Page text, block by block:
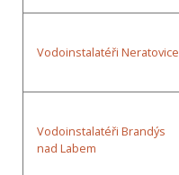
Vodoinstalatéři Neratovice
Vodoinstalatéři Brandýs
nad Labem